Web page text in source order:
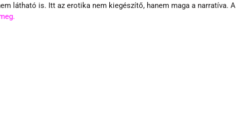
látható is. Itt az erotika nem kiegészítő, hanem maga a narratíva. A